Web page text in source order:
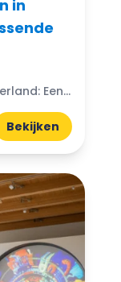
in
Leuke uitjes met het gezin in Nederland: Een dagje weg met het gezin is meer dan alleen een uitstapje; het is een kans om samen te groeien en herinneringen te...
Bekijken